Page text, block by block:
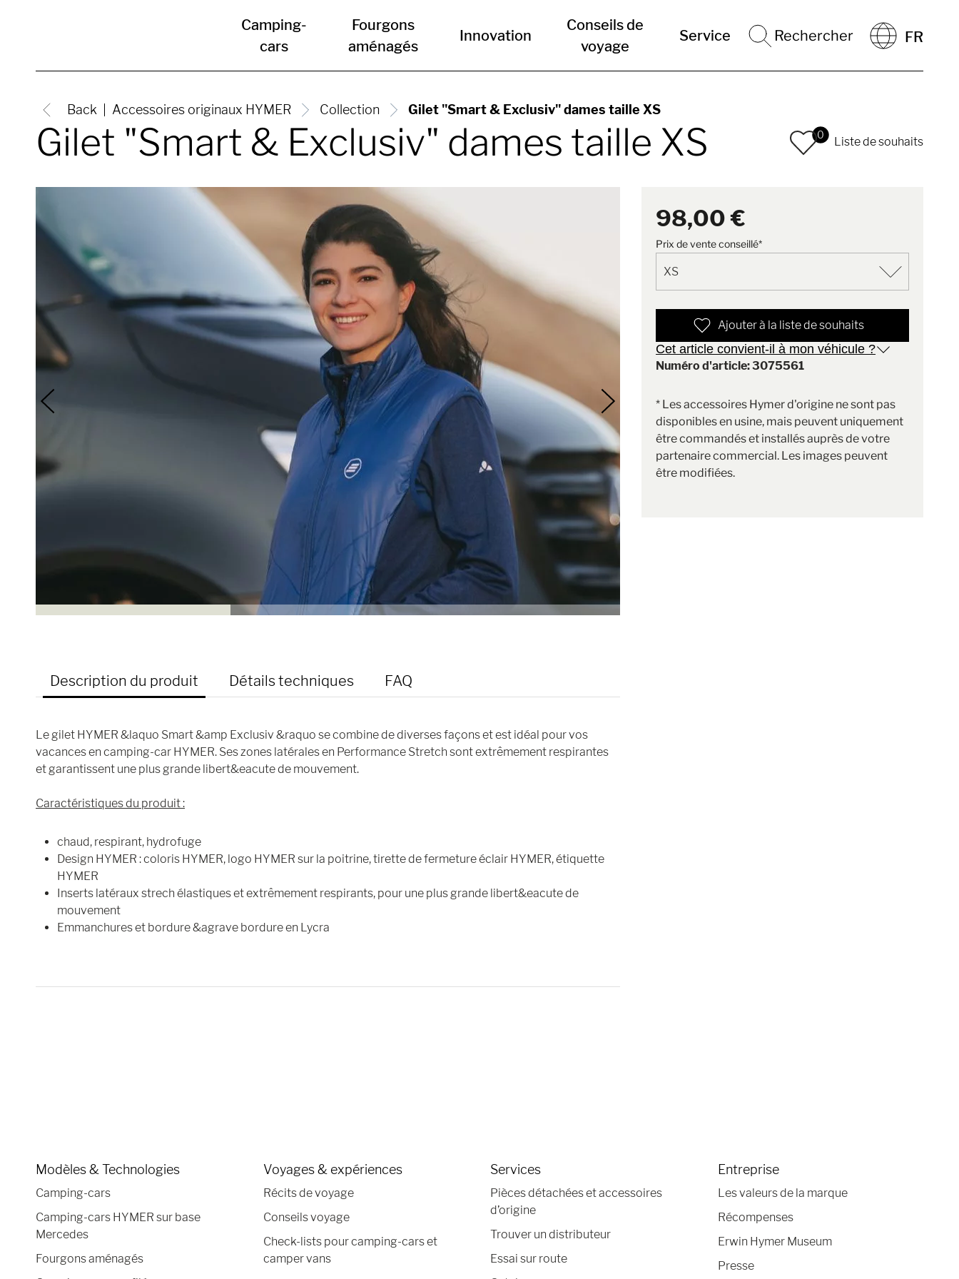
Camping-
cars
Fourgons
aménagés
Innovation
Conseils de
voyage
Service Rechercher FR
Back Accessoires originaux HYMER Collection Gilet "Smart & Exclusiv" dames taille XS
Gilet "Smart & Exclusiv" dames taille XS 0
Liste de souhaits
Description du produit Détails techniques FAQ
Le gilet HYMER &laquo Smart &amp Exclusiv &raquo se combine de diverses façons et est idéal pour vos
vacances en camping-car HYMER. Ses zones latérales en Performance Stretch sont extrêmement respirantes
et garantissent une plus grande libert&eacute de mouvement.
Caractéristiques du produit :
chaud, respirant, hydrofuge
Design HYMER : coloris HYMER, logo HYMER sur la poitrine, tirette de fermeture éclair HYMER, étiquette
HYMER
Inserts latéraux strech élastiques et extrêmement respirants, pour une plus grande libert&eacute de
mouvement
Emmanchures et bordure &agrave bordure en Lycra
98,00 €
Prix de vente conseillé*
Ajouter à la liste de souhaits
Cet article convient-il à mon véhicule ?
Numéro d'article: 3075561
* Les accessoires Hymer d'origine ne sont pas
disponibles en usine, mais peuvent uniquement
être commandés et installés auprès de votre
partenaire commercial. Les images peuvent
être modifiées.
Modèles & Technologies
Camping-cars
Camping-cars HYMER sur base
Mercedes
Fourgons aménagés
Voyages & expériences
Récits de voyage
Conseils voyage
Check-lists pour camping-cars et
camper vans
Services
Pièces détachées et accessoires
d’origine
Trouver un distributeur
Essai sur route
Entreprise
Les valeurs de la marque
Récompenses
Erwin Hymer Museum
Presse